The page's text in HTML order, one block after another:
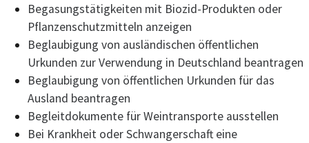
Begasungstätigkeiten mit Biozid-Produkten oder
Pflanzenschutzmitteln anzeigen
Beglaubigung von ausländischen öffentlichen
Urkunden zur Verwendung in Deutschland beantragen
Beglaubigung von öffentlichen Urkunden für das
Ausland beantragen
Begleitdokumente für Weintransporte ausstellen
Bei Krankheit oder Schwangerschaft eine